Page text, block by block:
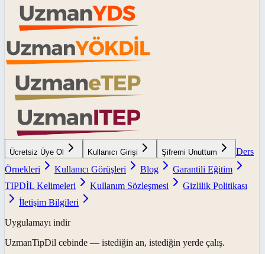
Ücretsiz Üye Ol Kullanıcı Girişi Şifremi Unuttum
Ders
Örnekleri
Kullanıcı Görüşleri Blog
Garantili Eğitim
TIPDİL Kelimeleri
Kullanım Sözleşmesi
Gizlilik Politikası
İletişim Bilgileri
Uygulamayı indir
UzmanTipDil cebinde — istediğin an, istediğin yerde çalış.